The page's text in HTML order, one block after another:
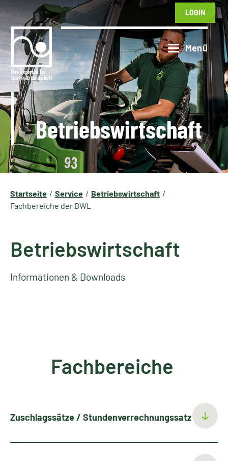
LOGIN
Betriebswirtschaft
Startseite Service
Betriebswirtschaft
Fachbereiche der BWL
Betriebswirtschaft
Informationen & Downloads
Fachbereiche
Zuschlagssätze / Stundenverrechnungssatz